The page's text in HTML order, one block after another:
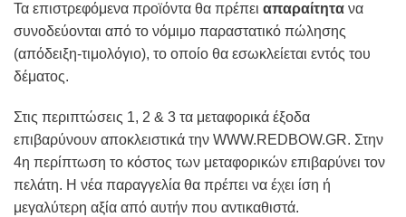
Τα επιστρεφόμενα προϊόντα θα πρέπει απαραίτητα να
συνοδεύονται από το νόμιμο παραστατικό πώλησης
(απόδειξη-τιμολόγιο), το οποίο θα εσωκλείεται εντός του
δέματος.
Στις περιπτώσεις 1, 2 & 3 τα μεταφορικά έξοδα
επιβαρύνουν αποκλειστικά την WWW.REDBOW.GR. Στην
4η περίπτωση το κόστος των μεταφορικών επιβαρύνει τον
πελάτη. Η νέα παραγγελία θα πρέπει να έχει ίση ή
μεγαλύτερη αξία από αυτήν που αντικαθιστά.